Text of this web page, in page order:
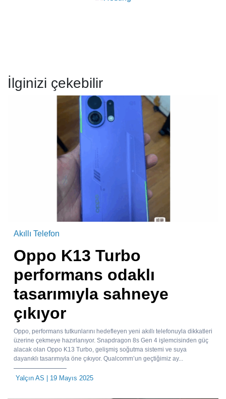
İlginizi çekebilir
Akıllı Telefon
Oppo K13 Turbo
performans odaklı
tasarımıyla sahneye
çıkıyor
Oppo, performans tutkunlarını hedefleyen yeni akıllı telefonuyla dikkatleri
üzerine çekmeye hazırlanıyor. Snapdragon 8s Gen 4 işlemcisinden güç
alacak olan Oppo K13 Turbo, gelişmiş soğutma sistemi ve suya
dayanıklı tasarımıyla öne çıkıyor. Qualcomm’un geçtiğimiz ay...
Yalçın AS | 19 Mayıs 2025